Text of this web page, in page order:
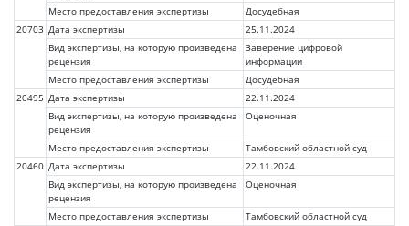
Место предоставления экспертизы
Досудебная
20703 Дата экспертизы
25.11.2024
Вид экспертизы, на которую произведена
рецензия
Заверение цифровой
информации
Место предоставления экспертизы
Досудебная
20495 Дата экспертизы
22.11.2024
Вид экспертизы, на которую произведена
рецензия
Оценочная
Место предоставления экспертизы
Тамбовский областной суд
20460 Дата экспертизы
22.11.2024
Вид экспертизы, на которую произведена
рецензия
Оценочная
Место предоставления экспертизы
Тамбовский областной суд